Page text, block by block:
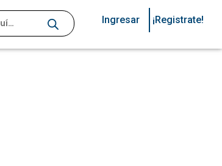
Ingresar ¡Registrate!